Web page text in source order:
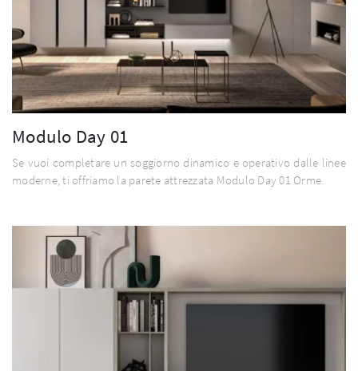
Modulo Day 01
Se vuoi completare un soggiorno dinamico e operativo dalle linee
moderne, ti offriamo la parete attrezzata Modulo Day 01 Orme.